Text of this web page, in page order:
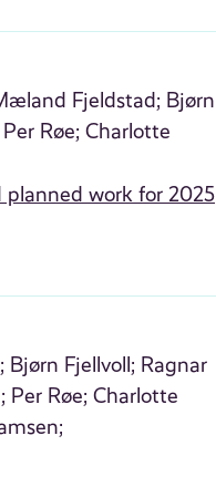
Fjeldstad; Bjørn
Per Røe; Charlotte
work for 2025
Bjørn Fjellvoll; Ragnar
Per Røe; Charlotte